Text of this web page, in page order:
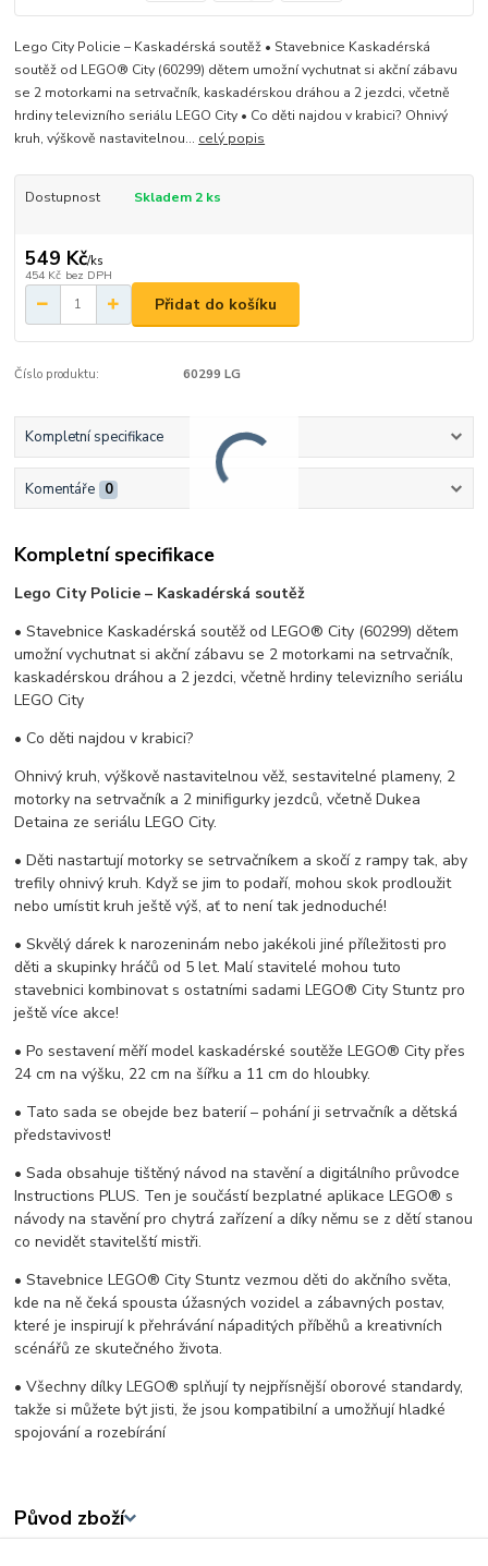
Lego City Policie – Kaskadérská soutěž • Stavebnice Kaskadérská
soutěž od LEGO® City (60299) dětem umožní vychutnat si akční zábavu
se 2 motorkami na setrvačník, kaskadérskou dráhou a 2 jezdci, včetně
hrdiny televizního seriálu LEGO City • Co děti najdou v krabici? Ohnivý
kruh, výškově nastavitelnou... celý popis
Dostupnost Skladem 2 ks
549 Kč/ks
454 Kč bez DPH
Přidat do košíku
Číslo produktu: 60299 LG
Kompletní specifikace
Komentáře 0
Kompletní specifikace
Lego City Policie – Kaskadérská soutěž
• Stavebnice Kaskadérská soutěž od LEGO® City (60299) dětem
umožní vychutnat si akční zábavu se 2 motorkami na setrvačník,
kaskadérskou dráhou a 2 jezdci, včetně hrdiny televizního seriálu
LEGO City
• Co děti najdou v krabici?
Ohnivý kruh, výškově nastavitelnou věž, sestavitelné plameny, 2
motorky na setrvačník a 2 minifigurky jezdců, včetně Dukea
Detaina ze seriálu LEGO City.
• Děti nastartují motorky se setrvačníkem a skočí z rampy tak, aby
trefily ohnivý kruh. Když se jim to podaří, mohou skok prodloužit
nebo umístit kruh ještě výš, ať to není tak jednoduché!
• Skvělý dárek k narozeninám nebo jakékoli jiné příležitosti pro
děti a skupinky hráčů od 5 let. Malí stavitelé mohou tuto
stavebnici kombinovat s ostatními sadami LEGO® City Stuntz pro
ještě více akce!
• Po sestavení měří model kaskadérské soutěže LEGO® City přes
24 cm na výšku, 22 cm na šířku a 11 cm do hloubky.
• Tato sada se obejde bez baterií – pohání ji setrvačník a dětská
představivost!
• Sada obsahuje tištěný návod na stavění a digitálního průvodce
Instructions PLUS. Ten je součástí bezplatné aplikace LEGO® s
návody na stavění pro chytrá zařízení a díky němu se z dětí stanou
co nevidět stavitelští mistři.
• Stavebnice LEGO® City Stuntz vezmou děti do akčního světa,
kde na ně čeká spousta úžasných vozidel a zábavných postav,
které je inspirují k přehrávání nápaditých příběhů a kreativních
scénářů ze skutečného života.
• Všechny dílky LEGO® splňují ty nejpřísnější oborové standardy,
takže si můžete být jisti, že jsou kompatibilní a umožňují hladké
spojování a rozebírání
Původ zboží